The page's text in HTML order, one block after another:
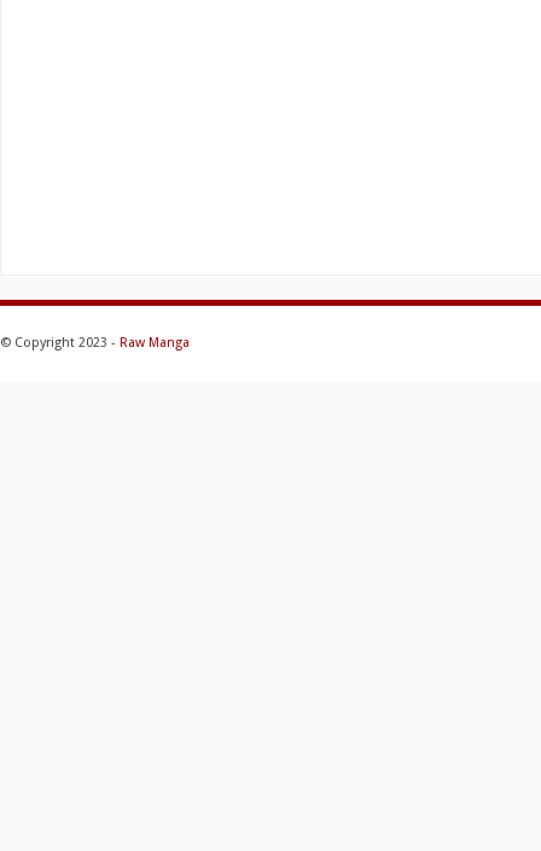
© Copyright 2023 - Raw Manga